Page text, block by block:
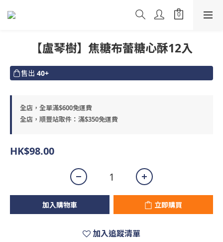
【盧琴樹】焦糖布蕾糖心酥12入
售出 40+
全店，全單滿$600免運費
全店，順豐站取件：滿$350免運費
HK$98.00
加入購物車 立即購買
加入追蹤清單